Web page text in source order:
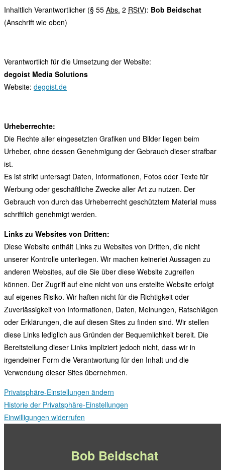
Inhaltlich Verantwortlicher (§ 55 Abs. 2 RStV): Bob Beidschat
(Anschrift wie oben)
Verantwortlich für die Umsetzung der Website:
degoist Media Solutions
Website: degoist.de
Urheberrechte:
Die Rechte aller eingesetzten Grafiken und Bilder liegen beim
Urheber, ohne dessen Genehmigung der Gebrauch dieser strafbar
ist.
Es ist strikt untersagt Daten, Informationen, Fotos oder Texte für
Werbung oder geschäftliche Zwecke aller Art zu nutzen. Der
Gebrauch von durch das Urheberrecht geschütztem Material muss
schriftlich genehmigt werden.
Links zu Websites von Dritten:
Diese Website enthält Links zu Websites von Dritten, die nicht
unserer Kontrolle unterliegen. Wir machen keinerlei Aussagen zu
anderen Websites, auf die Sie über diese Website zugreifen
können. Der Zugriff auf eine nicht von uns erstellte Website erfolgt
auf eigenes Risiko. Wir haften nicht für die Richtigkeit oder
Zuverlässigkeit von Informationen, Daten, Meinungen, Ratschlägen
oder Erklärungen, die auf diesen Sites zu finden sind. Wir stellen
diese Links lediglich aus Gründen der Bequemlichkeit bereit. Die
Bereitstellung dieser Links impliziert jedoch nicht, dass wir in
irgendeiner Form die Verantwortung für den Inhalt und die
Verwendung dieser Sites übernehmen.
Privatsphäre-Einstellungen ändern
Historie der Privatsphäre-Einstellungen
Einwilligungen widerrufen
Bob Beidschat